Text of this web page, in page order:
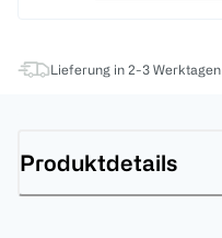
Lieferung in 2-3 Werktagen
Produktdetails